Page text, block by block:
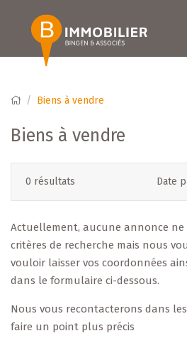
Biens à vendre
Biens à vendre
0 résultats Date
Actuellement, aucune annonce ne
critères de recherche mais nous
vouloir laisser vos coordonnées
dans le formulaire ci-dessous.
Nous vous recontacterons dans
faire un point plus précis